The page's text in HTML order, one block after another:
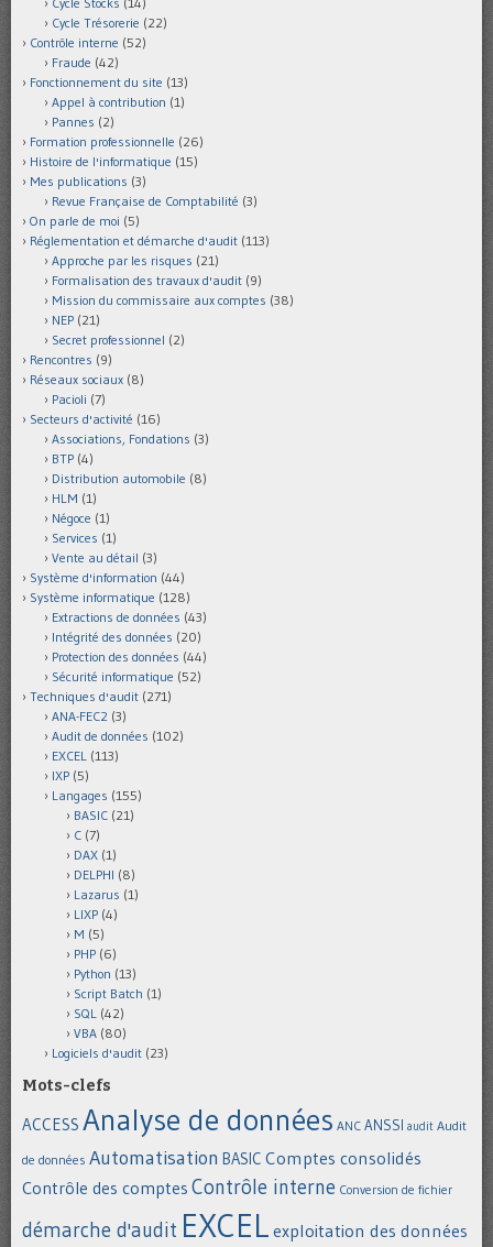
Cycle Trésorerie (22)
Contrôle interne (52)
Fraude (42)
Fonctionnement du site (13)
Appel à contribution (1)
Pannes (2)
Formation professionnelle (26)
Histoire de l'informatique (15)
Mes publications (3)
Revue Française de Comptabilité (3)
On parle de moi (5)
Réglementation et démarche d'audit (113)
Approche par les risques (21)
Formalisation des travaux d'audit (9)
Mission du commissaire aux comptes (38)
NEP (21)
Secret professionnel (2)
Rencontres (9)
Réseaux sociaux (8)
Pacioli (7)
Secteurs d'activité (16)
Associations, Fondations (3)
BTP (4)
Distribution automobile (8)
HLM (1)
Négoce (1)
Services (1)
Vente au détail (3)
Système d'information (44)
Système informatique (128)
Extractions de données (43)
Intégrité des données (20)
Protection des données (44)
Sécurité informatique (52)
Techniques d'audit (271)
ANA-FEC2 (3)
Audit de données (102)
EXCEL (113)
IXP (5)
Langages (155)
BASIC (21)
C (7)
DAX (1)
DELPHI (8)
Lazarus (1)
LIXP (4)
M (5)
PHP (6)
Python (13)
Script Batch (1)
SQL (42)
VBA (80)
Logiciels d'audit (23)
Mots-clefs
ACCESS Analyse de données ANC ANSSI audit Audit
de données Automatisation BASIC Comptes consolidés
Contrôle des comptes Contrôle interne Conversion de fichier
démarche d'audit EXCEL exploitation des données